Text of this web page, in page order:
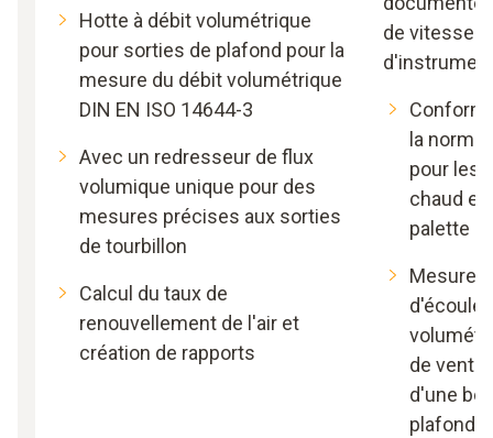
Hotte à débit volumétrique
pour sorties de plafond pour la
mesure du débit volumétrique
DIN EN ISO 14644-3
Avec un redresseur de flux
volumique unique pour des
mesures précises aux sorties
de tourbillon
Calcul du taux de
renouvellement de l'air et
création de rapports
de vitesse
la norme
pour les
chaud et
palette
Mesure
de
d'une
plafond